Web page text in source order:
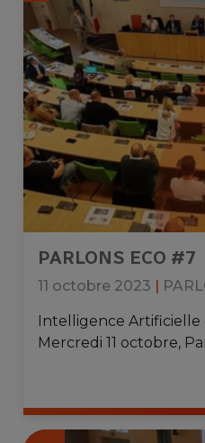
PARLONS ECO #7
11 octobre 2023 |
Intelligence Artificielle
Mercredi 11 octobre,